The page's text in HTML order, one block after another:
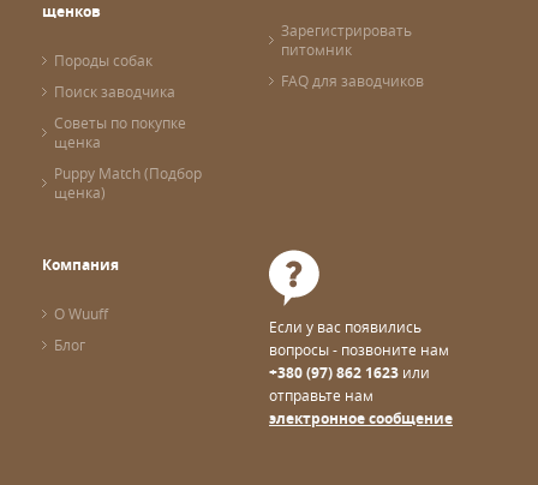
щенков
Породы собак
Поиск заводчика
Советы по покупке
щенка
Puppy Match (Подбор
щенка)
Зарегистрировать
питомник
FAQ для заводчиков
Компания
О Wuuff
Блог
Если у вас появились
вопросы - позвоните нам
+380 (97) 862 1623 или
отправьте нам
электронное сообщение